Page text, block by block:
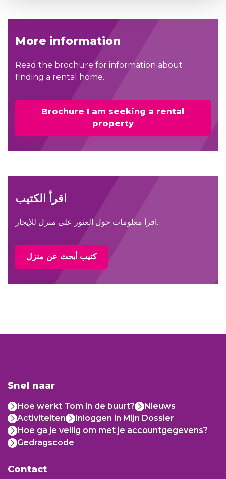
More information
Read the brochure for information about
finding a rental home.
Brochure I am seeking a rental
property
اقرأ الكتيب
اقرأ معلومات حول العثور على منزل للإيجار.
كتيب أبحث عن منزل
Snel naar
Hoe werkt Tom in de buurt?
Nieuws
Activiteiten
Inloggen in Mijn Dossier
Hoe ga je veilig om met je accountgegevens?
Gedragscode
Contact